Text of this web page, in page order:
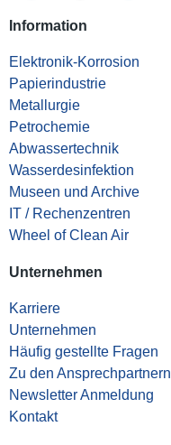
Information
Elektronik-Korrosion
Papierindustrie
Metallurgie
Petrochemie
Abwassertechnik
Wasserdesinfektion
Museen und Archive
IT / Rechenzentren
Wheel of Clean Air
Unternehmen
Karriere
Unternehmen
Häufig gestellte Fragen
Zu den Ansprechpartnern
Newsletter Anmeldung
Kontakt